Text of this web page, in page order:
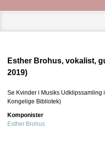
Esther Brohus, vokalist,
2019)
Se Kvinder i Musiks Udklipssamling
Kongelige Bibliotek)
Komponister
Esther Brohus